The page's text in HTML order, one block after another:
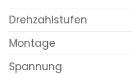
Drehzahlstufen
Montage
Spannung